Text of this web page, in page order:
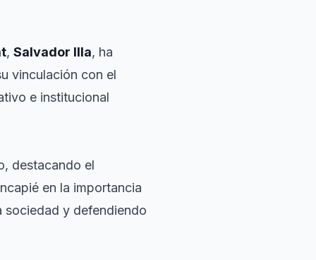
, Salvador Illa, ha
vinculación con el
e institucional
destacando el
en la importancia
sociedad y defendiendo